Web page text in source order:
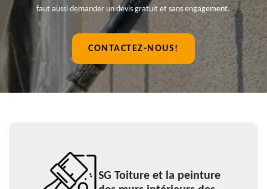
faut aussi demander un devis gratuit et sans engagement.
CONTACTEZ-NOUS!
SG Toiture et la peinture